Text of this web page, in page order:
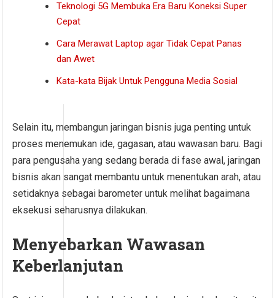
Teknologi 5G Membuka Era Baru Koneksi Super
Cepat
Cara Merawat Laptop agar Tidak Cepat Panas
dan Awet
Kata-kata Bijak Untuk Pengguna Media Sosial
Selain itu, membangun jaringan bisnis juga penting untuk
proses menemukan ide, gagasan, atau wawasan baru. Bagi
para pengusaha yang sedang berada di fase awal, jaringan
bisnis akan sangat membantu untuk menentukan arah, atau
setidaknya sebagai barometer untuk melihat bagaimana
eksekusi seharusnya dilakukan.
Menyebarkan Wawasan
Keberlanjutan